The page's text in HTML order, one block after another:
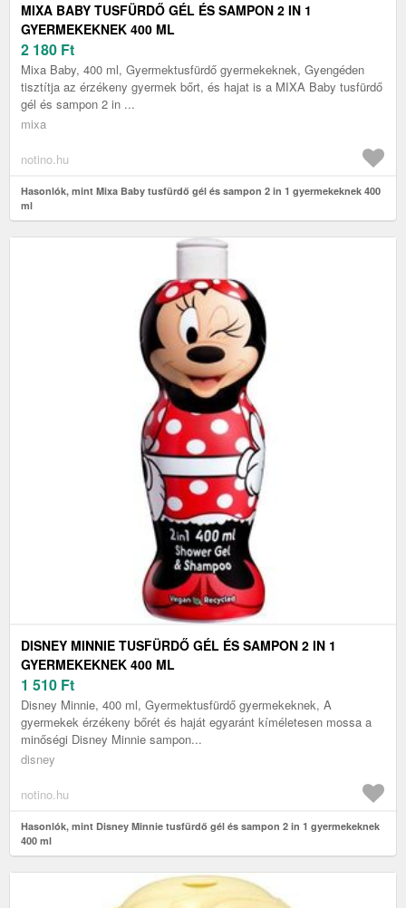
MIXA BABY TUSFÜRDŐ GÉL ÉS SAMPON 2 IN 1
GYERMEKEKNEK 400 ML
2 180 Ft
Mixa Baby, 400 ml, Gyermektusfürdő gyermekeknek, Gyengéden
tisztítja az érzékeny gyermek bőrt, és hajat is a MIXA Baby tusfürdő
gél és sampon 2 in ...
mixa
notino.hu
Hasonlók, mint Mixa Baby tusfürdő gél és sampon 2 in 1 gyermekeknek 400
ml
DISNEY MINNIE TUSFÜRDŐ GÉL ÉS SAMPON 2 IN 1
GYERMEKEKNEK 400 ML
1 510 Ft
Disney Minnie, 400 ml, Gyermektusfürdő gyermekeknek, A
gyermekek érzékeny bőrét és haját egyaránt kíméletesen mossa a
minőségi Disney Minnie sampon...
disney
notino.hu
Hasonlók, mint Disney Minnie tusfürdő gél és sampon 2 in 1 gyermekeknek
400 ml